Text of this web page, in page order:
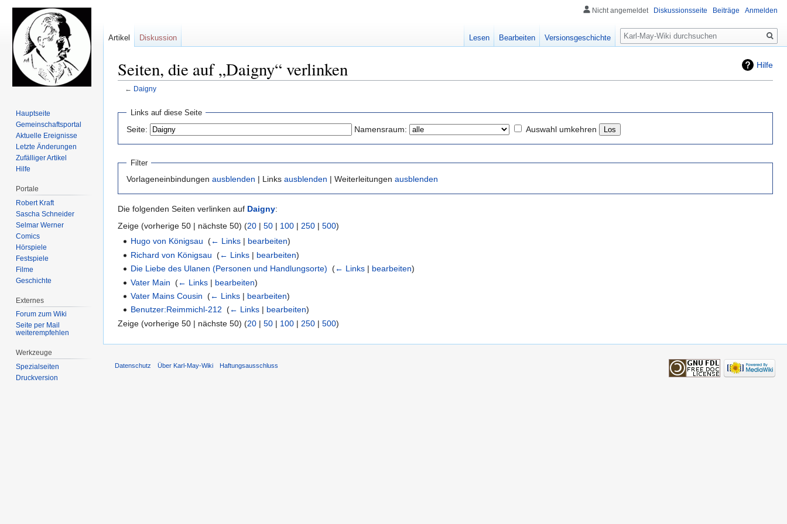
Hilfe
Seiten, die auf „Daigny“ verlinken
← Daigny
Navigation
springen
springen
Links auf diese Seite
Seite: Namensraum: Auswahl umkehren
Filter
Vorlageneinbindungen ausblenden | Links ausblenden | Weiterleitungen ausblenden
Die folgenden Seiten verlinken auf Daigny:
Zeige (vorherige 50 | nächste 50) (20 | 50 | 100 | 250 | 500)
Hugo von Königsau ‎(← Links | bearbeiten)
Richard von Königsau ‎(← Links | bearbeiten)
Die Liebe des Ulanen (Personen und Handlungsorte) ‎(← Links | bearbeiten)
Vater Main ‎(← Links | bearbeiten)
Vater Mains Cousin ‎(← Links | bearbeiten)
Benutzer:Reimmichl-212 ‎(← Links | bearbeiten)
Zeige (vorherige 50 | nächste 50) (20 | 50 | 100 | 250 | 500)
Nicht angemeldet Diskussionsseite Beiträge Anmelden
Artikel Diskussion Lesen Bearbeiten Versionsgeschichte
Suche
Hauptseite
Gemeinschafts­portal
Aktuelle Ereignisse
Letzte Änderungen
Zufälliger Artikel
Hilfe
Portale
Robert Kraft
Sascha Schneider
Selmar Werner
Comics
Hörspiele
Festspiele
Filme
Geschichte
Externes
Forum zum Wiki
Seite per Mail
weiterempfehlen
Werkzeuge
Spezialseiten
Druckversion
Datenschutz Über Karl-May-Wiki Haftungsausschluss